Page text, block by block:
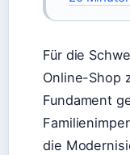
Für die
Online-Shop
Fundament
die